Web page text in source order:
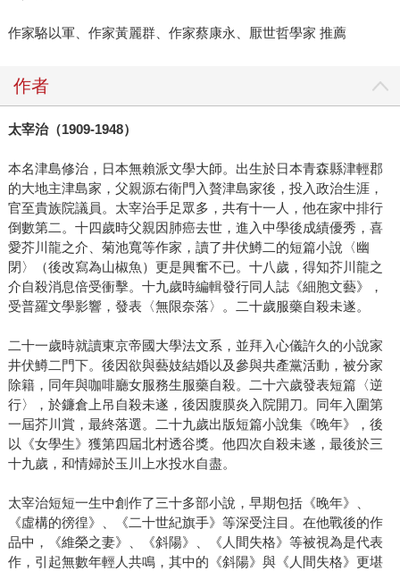
作家駱以軍、作家黃麗群、作家蔡康永、厭世哲學家 推薦
作者
太宰治（1909-1948）
本名津島修治，日本無賴派文學大師。出生於日本青森縣津輕郡
的大地主津島家，父親源右衛門入贅津島家後，投入政治生涯，
官至貴族院議員。太宰治手足眾多，共有十一人，他在家中排行
倒數第二。十四歲時父親因肺癌去世，進入中學後成績優秀，喜
愛芥川龍之介、菊池寬等作家，讀了井伏鱒二的短篇小說〈幽
閉〉（後改寫為山椒魚）更是興奮不已。十八歲，得知芥川龍之
介自殺消息倍受衝擊。十九歲時編輯發行同人誌《細胞文藝》，
受普羅文學影響，發表〈無限奈落〉。二十歲服藥自殺未遂。
二十一歲時就讀東京帝國大學法文系，並拜入心儀許久的小說家
井伏鱒二門下。後因欲與藝妓結婚以及參與共產黨活動，被分家
除籍，同年與咖啡廳女服務生服藥自殺。二十六歲發表短篇〈逆
行〉，於鐮倉上吊自殺未遂，後因腹膜炎入院開刀。同年入圍第
一屆芥川賞，最終落選。二十九歲出版短篇小說集《晚年》，後
以《女學生》獲第四屆北村透谷獎。他四次自殺未遂，最後於三
十九歲，和情婦於玉川上水投水自盡。
太宰治短短一生中創作了三十多部小說，早期包括《晚年》、
《虛構的徬徨》、《二十世紀旗手》等深受注目。在他戰後的作
品中，《維榮之妻》、《斜陽》、《人間失格》等被視為是代表
作，引起無數年輕人共鳴，其中的《斜陽》與《人間失格》更堪